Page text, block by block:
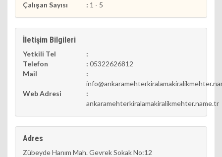
Çalışan Sayısı
: 1 - 5
İletişim Bilgileri
Yetkili Tel
:
Telefon
: 05322626812
Mail
:
Web Adresi
:
ankaramehterkiralamakiralikmehter.name.tr
Adres
Zübeyde Hanım Mah. Gevrek Sokak No:12